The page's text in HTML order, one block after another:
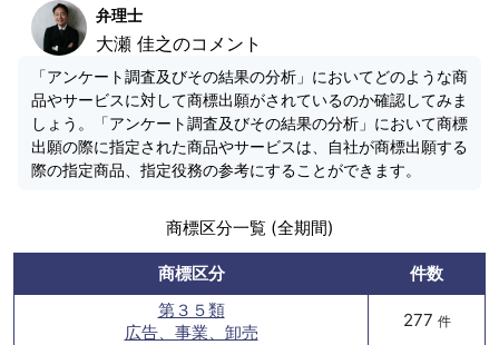
弁理士
大瀬 佳之のコメント
「アンケート調査及びその結果の分析」においてどのような商
品やサービスに対して商標出願がされているのか確認してみま
しょう。「アンケート調査及びその結果の分析」において商標
出願の際に指定された商品やサービスは、自社が商標出願する
際の指定商品、指定役務の参考にすることができます。
商標区分一覧 (全期間)
商標区分
件数
第３５類
広告、事業、卸売
277 件